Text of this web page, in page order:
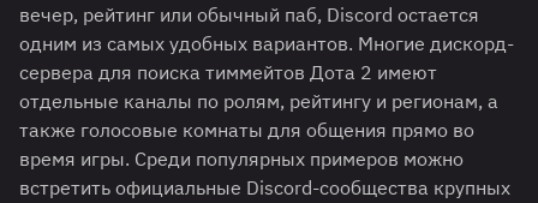
вечер, рейтинг или обычный паб, Discord остается
одним из самых удобных вариантов. Многие дискорд-
сервера для поиска тиммейтов Дота 2 имеют
отдельные каналы по ролям, рейтингу и регионам, а
также голосовые комнаты для общения прямо во
время игры. Среди популярных примеров можно
встретить официальные Discord-сообщества крупных